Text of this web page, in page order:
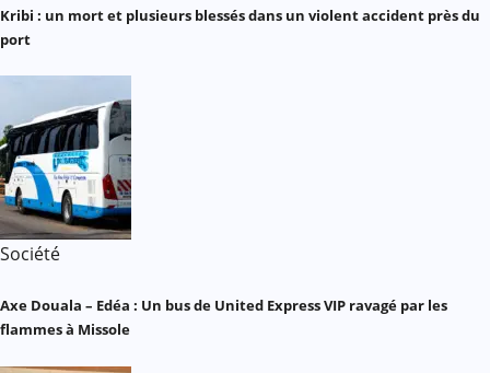
Kribi : un mort et plusieurs blessés dans un violent accident près du
port
Société
Axe Douala – Edéa : Un bus de United Express VIP ravagé par les
flammes à Missole